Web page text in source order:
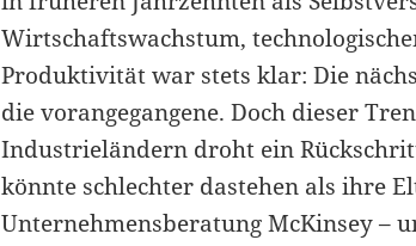
Wirtschaftswachstum,
Produktivität war stets klar: Die
die vorangegangene. Doch dieser
Industrieländern droht ein
könnte schlechter dastehen als ihre
Unternehmensberatung McKinsey –